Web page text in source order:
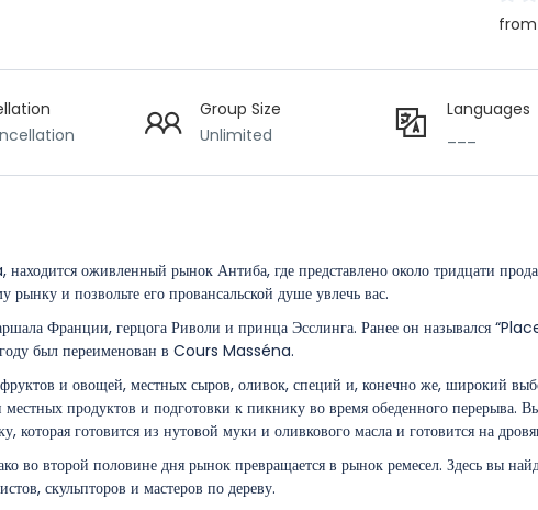
Group Size
Unlimited
Languages
оживленный рынок Антиба, где представлено около тридцати
и позвольте его провансальской душе увлечь вас.
Франции, герцога Риволи и принца Эсслинга. Ранее он назывался
был переименован в Cours Masséna.
и овощей, местных сыров, оливок, специй и, конечно же, широкий
продуктов и подготовки к пикнику во время обеденного перерыва.
которая готовится из нутовой муки и оливкового масла и готовится на
во второй половине дня рынок превращается в рынок ремесел. Здесь вы
скульпторов и мастеров по дереву.